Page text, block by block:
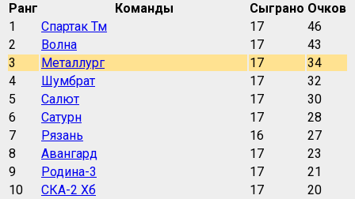
Ранг Команды Сыграно Очков
1
Спартак Тм 17
46
2
Волна 17
43
3
Металлург 17
34
4
Шумбрат 17
32
5
Салют 17
30
6
Сатурн 17
28
7
Рязань 16
27
8
Авангард 17
23
9
Родина-3 17
21
10
СКА-2 Хб 17
20